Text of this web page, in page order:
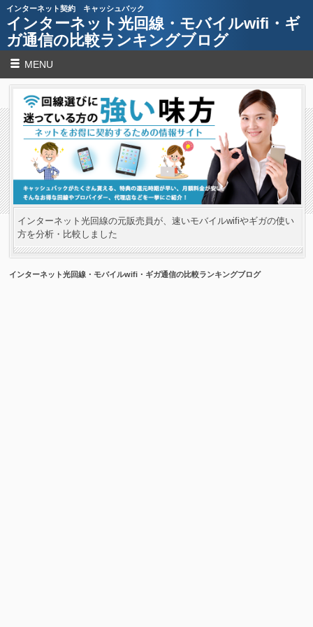
インターネット契約 キャッシュバック
インターネット光回線・モバイルwifi・ギ
ガ通信の比較ランキングブログ
MENU
インターネット光回線の元販売員が、速いモバイルwifiやギガの使い
方を分析・比較しました
インターネット光回線・モバイルwifi・ギガ通信の比較ランキングブログ